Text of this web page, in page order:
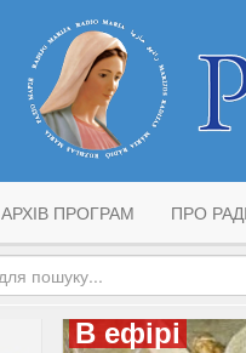
АРХІВ ПРОГРАМ ПРО
В ефірі